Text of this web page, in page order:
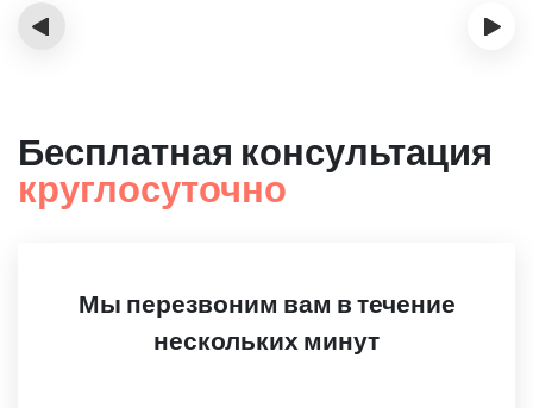
‹ ›
Бесплатная консультация
круглосуточно
Мы перезвоним вам в течение
нескольких минут